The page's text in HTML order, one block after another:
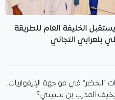
الخليفة العام للطريقة
بلعرابي التجاني
“الخضر” في مواجهة الإيفواريات..
يُخيف المدرب بن ستيتي؟